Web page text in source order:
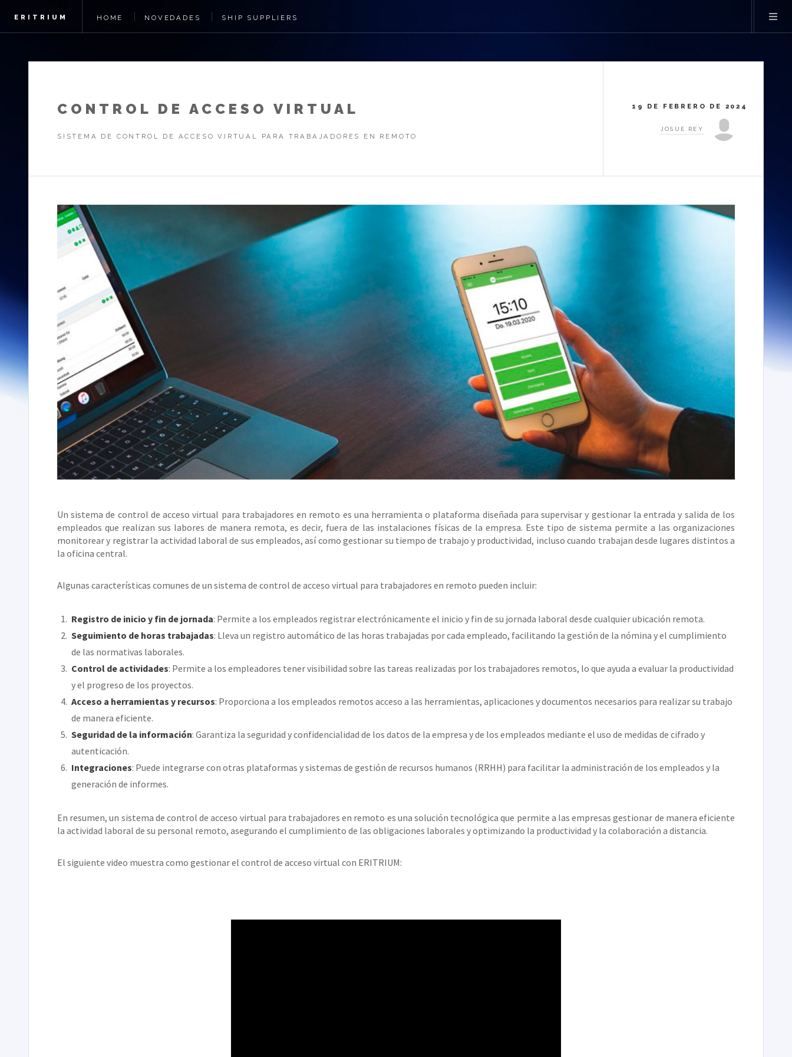
ERITRIUM HOME NOVEDADES SHIP SUPPLIERS
CONTROL DE ACCESO VIRTUAL
SISTEMA DE CONTROL DE ACCESO VIRTUAL PARA TRABAJADORES EN REMOTO
19 DE FEBRERO DE 2024
JOSUE REY
Un sistema de control de acceso virtual para trabajadores en remoto es una herramienta o plataforma diseñada para supervisar y gestionar la entrada y salida de los
empleados que realizan sus labores de manera remota, es decir, fuera de las instalaciones físicas de la empresa. Este tipo de sistema permite a las organizaciones
monitorear y registrar la actividad laboral de sus empleados, así como gestionar su tiempo de trabajo y productividad, incluso cuando trabajan desde lugares distintos a
la oficina central.
Algunas características comunes de un sistema de control de acceso virtual para trabajadores en remoto pueden incluir:
Registro de inicio y fin de jornada: Permite a los empleados registrar electrónicamente el inicio y fin de su jornada laboral desde cualquier ubicación remota.
Seguimiento de horas trabajadas: Lleva un registro automático de las horas trabajadas por cada empleado, facilitando la gestión de la nómina y el cumplimiento
de las normativas laborales.
Control de actividades: Permite a los empleadores tener visibilidad sobre las tareas realizadas por los trabajadores remotos, lo que ayuda a evaluar la productividad
y el progreso de los proyectos.
Acceso a herramientas y recursos: Proporciona a los empleados remotos acceso a las herramientas, aplicaciones y documentos necesarios para realizar su trabajo
de manera eficiente.
Seguridad de la información: Garantiza la seguridad y confidencialidad de los datos de la empresa y de los empleados mediante el uso de medidas de cifrado y
autenticación.
Integraciones: Puede integrarse con otras plataformas y sistemas de gestión de recursos humanos (RRHH) para facilitar la administración de los empleados y la
generación de informes.
En resumen, un sistema de control de acceso virtual para trabajadores en remoto es una solución tecnológica que permite a las empresas gestionar de manera eficiente
la actividad laboral de su personal remoto, asegurando el cumplimiento de las obligaciones laborales y optimizando la productividad y la colaboración a distancia.
El siguiente video muestra como gestionar el control de acceso virtual con ERITRIUM: